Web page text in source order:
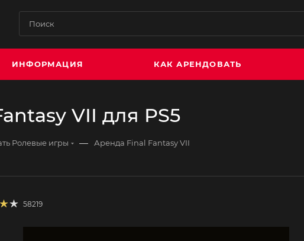
ИНФОРМАЦИЯ КАК АРЕНДОВАТЬ
VII для PS5
Ролевые игры — Аренда Final Fantasy VII
58219